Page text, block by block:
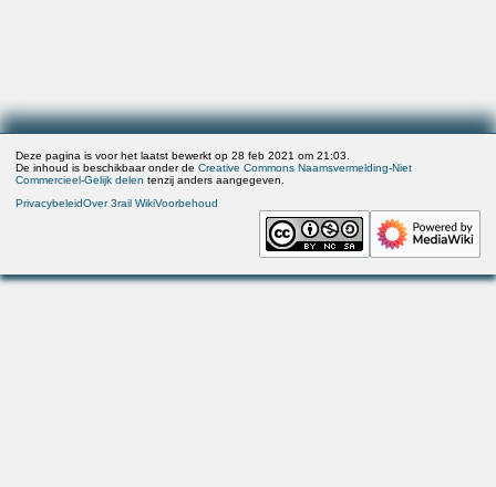
Deze pagina is voor het laatst bewerkt op 28 feb 2021 om 21:03.
De inhoud is beschikbaar onder deCreative Commons Naamsvermelding-Niet
Commercieel-Gelijk delen tenzij anders aangegeven.
PrivacybeleidOver 3rail WikiVoorbehoud